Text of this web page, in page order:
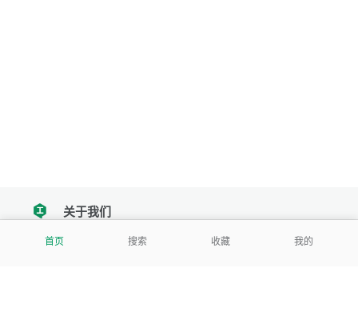
首页 搜索 收藏 我的
tencent关于我们
我们努力把每一个工具做成批量处理的产品